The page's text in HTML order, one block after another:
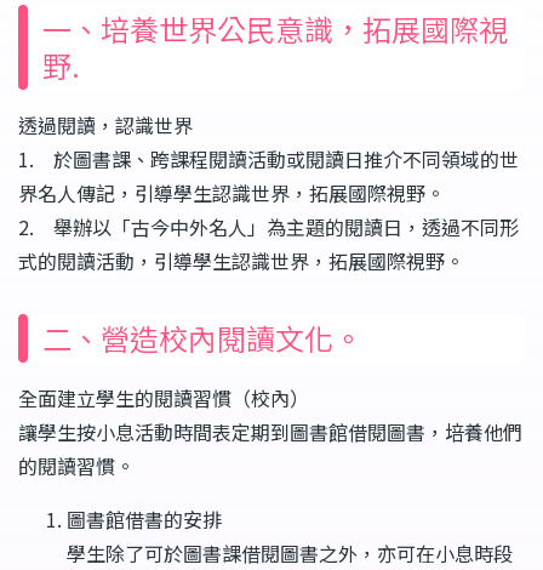
一、培養世界公民意識，拓展國際視
野.
透過閱讀，認識世界
1. 於圖書課、跨課程閱讀活動或閱讀日推介不同領域的世
界名人傳記，引導學生認識世界，拓展國際視野。
2. 舉辦以「古今中外名人」為主題的閱讀日，透過不同形
式的閱讀活動，引導學生認識世界，拓展國際視野。
二、營造校內閱讀文化。
全面建立學生的閱讀習慣（校內）
讓學生按小息活動時間表定期到圖書館借閱圖書，培養他們
的閱讀習慣。
圖書館借書的安排
學生除了可於圖書課借閱圖書之外，亦可在小息時段